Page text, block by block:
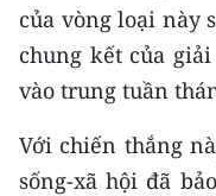
TRI THỨC CHUYÊN
54 DÂN TỘC VIỆT
CHƯƠNG TRÌNH
MỘT SẢN PHẨM
của vòng loại này
chung kết của
vào trung tuần
Với chiến thắng
sống-xã hội đã